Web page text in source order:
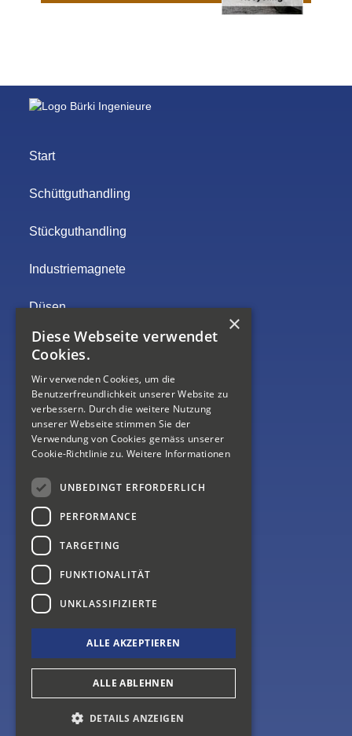
Start
Schüttguthandling
Stückguthandling
Industriemagnete
Düsen
Ersatz- / Verschleissteile
Lieferanten
Kontakt
Referenzen
Buerki Ingenieure GmbH
Rechberg 13
Telefon: 41 (0)44 725 58 54
Telefax: 41 (0)44 725 58 84
info@buerki-Ingenieure.ch
×
Diese Webseite verwendet
Cookies.
Wir verwenden Cookies, um die
Benutzerfreundlichkeit unserer Website zu
verbessern. Durch die weitere Nutzung
unserer Webseite stimmen Sie der
Verwendung von Cookies gemäss unserer
Cookie-Richtlinie zu. Weitere Informationen
UNBEDINGT ERFORDERLICH
PERFORMANCE
TARGETING
FUNKTIONALITÄT
UNKLASSIFIZIERTE
ALLE AKZEPTIEREN
ALLE ABLEHNEN
DETAILS ANZEIGEN